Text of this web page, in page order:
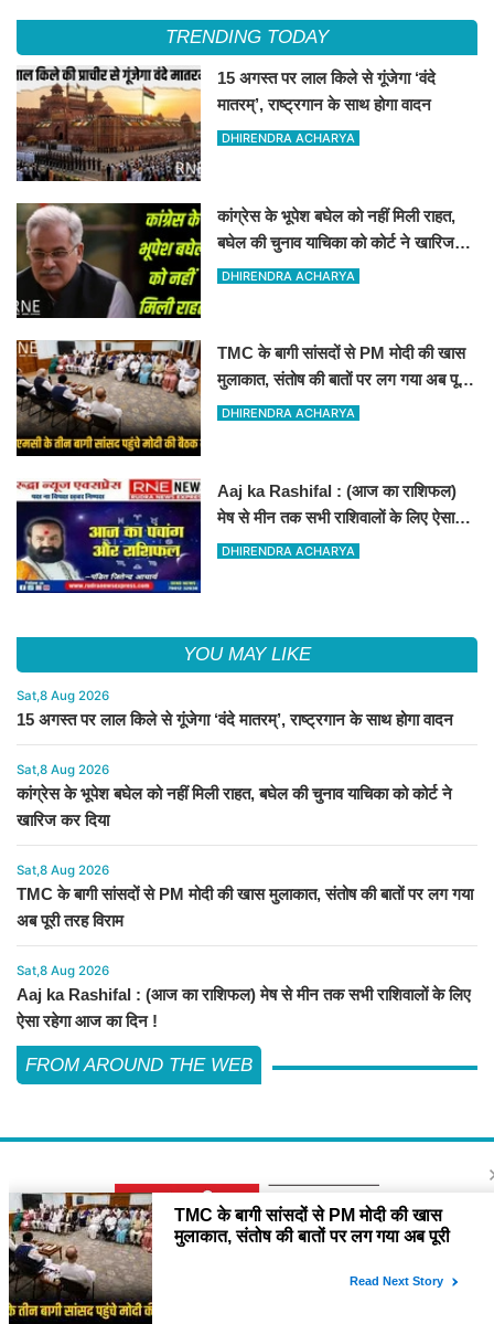
TRENDING TODAY
15 अगस्त पर लाल किले से गूंजेगा ‘वंदे
मातरम्’, राष्ट्रगान के साथ होगा वादन
DHIRENDRA ACHARYA
कांग्रेस के भूपेश बघेल को नहीं मिली राहत,
बघेल की चुनाव याचिका को कोर्ट ने खारिज
कर दिया
DHIRENDRA ACHARYA
TMC के बागी सांसदों से PM मोदी की खास
मुलाकात, संतोष की बातों पर लग गया अब पूरी
तरह विराम
DHIRENDRA ACHARYA
Aaj ka Rashifal : (आज का राशिफल)
मेष से मीन तक सभी राशिवालों के लिए ऐसा
रहेगा आज का दिन !
DHIRENDRA ACHARYA
YOU MAY LIKE
Sat,8 Aug 2026
15 अगस्त पर लाल किले से गूंजेगा ‘वंदे मातरम्’, राष्ट्रगान के साथ होगा वादन
Sat,8 Aug 2026
कांग्रेस के भूपेश बघेल को नहीं मिली राहत, बघेल की चुनाव याचिका को कोर्ट ने
खारिज कर दिया
Sat,8 Aug 2026
TMC के बागी सांसदों से PM मोदी की खास मुलाकात, संतोष की बातों पर लग गया
अब पूरी तरह विराम
Sat,8 Aug 2026
Aaj ka Rashifal : (आज का राशिफल) मेष से मीन तक सभी राशिवालों के लिए
ऐसा रहेगा आज का दिन !
FROM AROUND THE WEB